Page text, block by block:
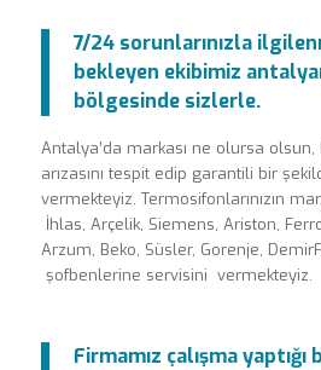
7/24 sorunlarınızla
bekleyen ekibimiz
bölgesinde sizlerle.
Antalya’da markası ne olursa
arızasını tespit edip garantili bir
vermekteyiz. Termosifonlarınızın
İhlas, Arçelik, Siemens, Ariston,
Arzum, Beko, Süsler, Gorenje,
şofbenlerine servisini vermekteyiz.
Firmamız çalışma